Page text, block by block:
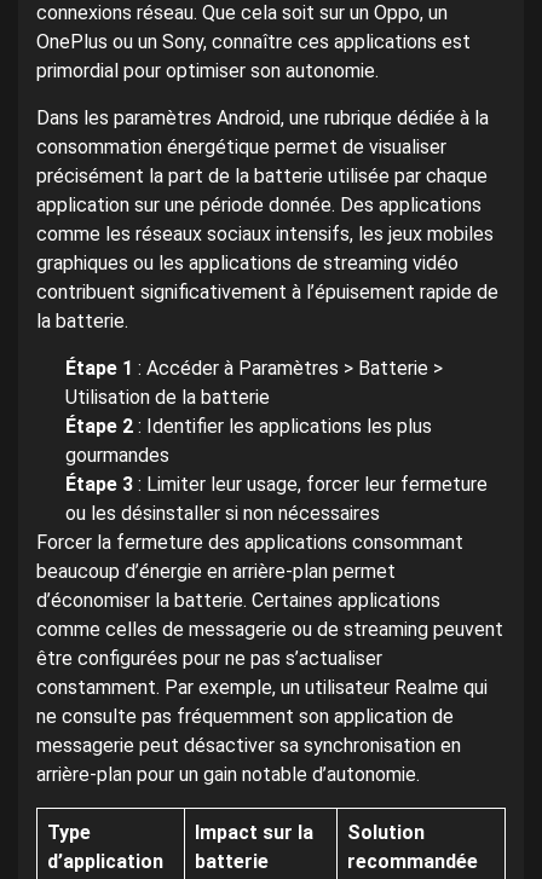
connexions réseau. Que cela soit sur un Oppo, un
OnePlus ou un Sony, connaître ces applications est
primordial pour optimiser son autonomie.
Dans les paramètres Android, une rubrique dédiée à la
consommation énergétique permet de visualiser
précisément la part de la batterie utilisée par chaque
application sur une période donnée. Des applications
comme les réseaux sociaux intensifs, les jeux mobiles
graphiques ou les applications de streaming vidéo
contribuent significativement à l’épuisement rapide de
la batterie.
Étape 1 : Accéder à Paramètres > Batterie >
Utilisation de la batterie
Étape 2 : Identifier les applications les plus
gourmandes
Étape 3 : Limiter leur usage, forcer leur fermeture
ou les désinstaller si non nécessaires
Forcer la fermeture des applications consommant
beaucoup d’énergie en arrière-plan permet
d’économiser la batterie. Certaines applications
comme celles de messagerie ou de streaming peuvent
être configurées pour ne pas s’actualiser
constamment. Par exemple, un utilisateur Realme qui
ne consulte pas fréquemment son application de
messagerie peut désactiver sa synchronisation en
arrière-plan pour un gain notable d’autonomie.
Type
d’application
Impact sur la
batterie
Solution
recommandée